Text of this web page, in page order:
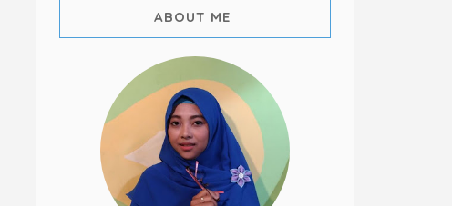
ABOUT ME